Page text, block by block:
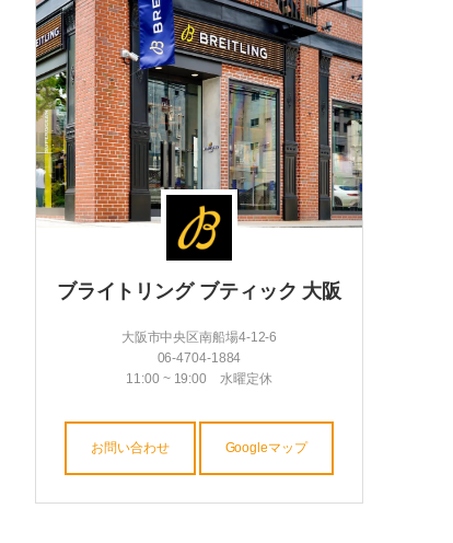
ブライトリング ブティック 大阪
大阪市中央区南船場4-12-6
06-4704-1884
11:00 ~ 19:00 水曜定休
お問い合わせ Googleマップ